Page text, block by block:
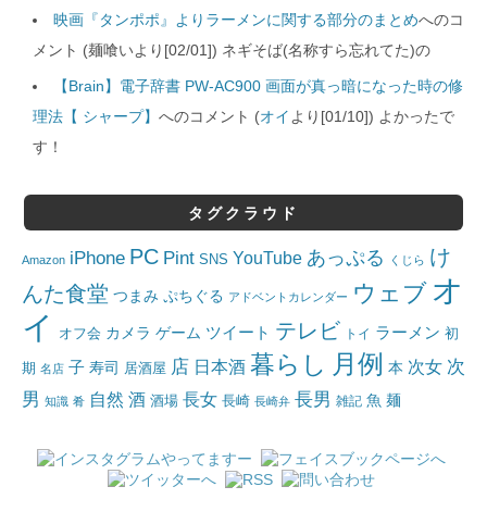
映画『タンポポ』よりラーメンに関する部分のまとめへのコ
メント (麺喰いより[02/01]) ネギそば(名称すら忘れてた)の
【Brain】電子辞書 PW-AC900 画面が真っ暗になった時の修
理法【 シャープ】 へのコメント (オイ より[01/10]) よかったで
す！
タグクラウド
Amazon iPhone PC Pint SNS YouTube あっぷる くじら け
んた食堂 つまみ ぷちぐる アドベントカレンダー ウェブ オ
イ
オフ会 カメラ ゲーム ツイート テレビ トイ ラーメン 初
期 名店 子 寿司 居酒屋 店 日本酒 暮らし 月例 本 次女 次
男 知識 肴 自然 酒 酒場 長女 長崎 長崎弁 長男 雑記 魚 麺